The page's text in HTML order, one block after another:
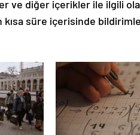
kısa süre içerisinde